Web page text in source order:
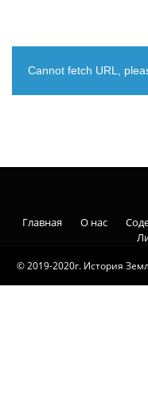
Cannot fetch URL,
© 2019-2020г. История
Главная О нас